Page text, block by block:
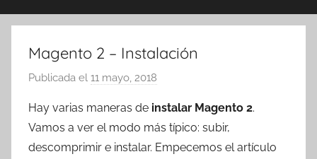
Magento 2 – Instalación
Publicada el 11 mayo, 2018
r
T
r
Hay varias maneras de instalar Magento 2.
Vamos a ver el modo más típico: subir,
descomprimir e instalar. Empecemos el artículo